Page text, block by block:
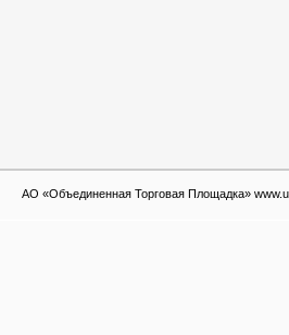
АО «Объединенная Торговая Площадка»